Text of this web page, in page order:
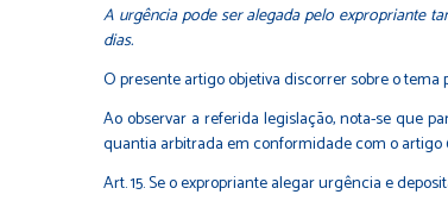
A urgência pode ser alegada pelo expropriante
dias.
O presente artigo objetiva discorrer sobre o tema
Ao observar a referida legislação, nota-se que
quantia arbitrada em conformidade com o artigo
Art. 15. Se o expropriante alegar urgência e